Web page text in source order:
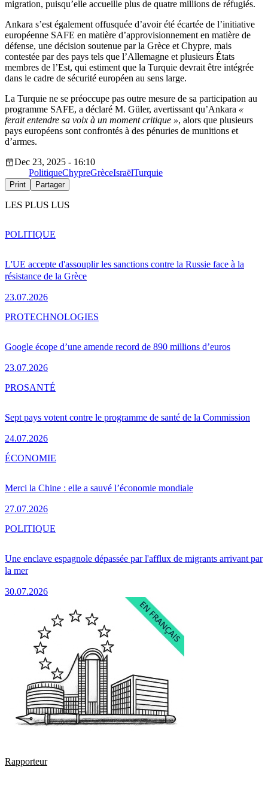
migration, puisqu’elle accueille plus de quatre millions de réfugiés.
Ankara s’est également offusquée d’avoir été écartée de l’initiative
européenne SAFE en matière d’approvisionnement en matière de
défense, une décision soutenue par la Grèce et Chypre, mais
contestée par des pays tels que l’Allemagne et plusieurs États
membres de l’Est, qui estiment que la Turquie devrait être intégrée
dans le cadre de sécurité européen au sens large.
La Turquie ne se préoccupe pas outre mesure de sa participation au
programme SAFE, a déclaré M. Güler, avertissant qu’Ankara «
ferait entendre sa voix à un moment critique », alors que plusieurs
pays européens sont confrontés à des pénuries de munitions et
d’armes.
Dec 23, 2025 - 16:10
PolitiqueChypreGrèceIsraëlTurquie
Print Partager
LES PLUS LUS
L'UE accepte d'assouplir les sanctions contre la Russie face à la
résistance de la Grèce
23.07.2026
POLITIQUE
Google écope d’une amende record de 890 millions d’euros
23.07.2026
PROTECHNOLOGIES
Sept pays votent contre le programme de santé de la Commission
24.07.2026
PROSANTÉ
Merci la Chine : elle a sauvé l’économie mondiale
27.07.2026
ÉCONOMIE
Une enclave espagnole dépassée par l'afflux de migrants arrivant par
la mer
30.07.2026
POLITIQUE
Rapporteur